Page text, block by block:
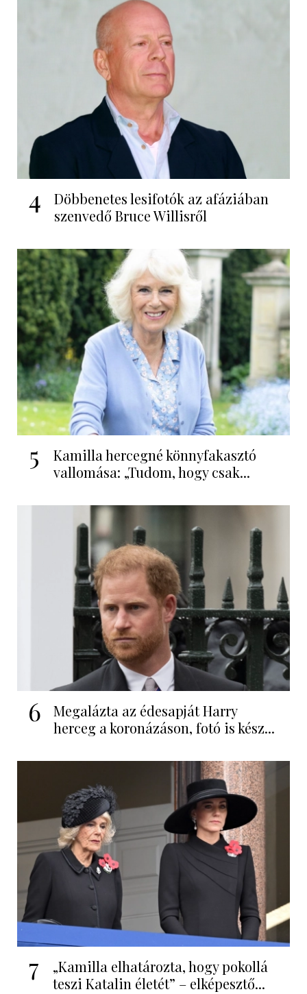
4
Döbbenetes lesifotók az afáziában
szenvedő Bruce Willisről
5
Kamilla hercegné könnyfakasztó
vallomása: „Tudom, hogy csak...
6
Megalázta az édesapját Harry
herceg a koronázáson, fotó is kész...
7
„Kamilla elhatározta, hogy pokollá
teszi Katalin életét” – elképesztő...